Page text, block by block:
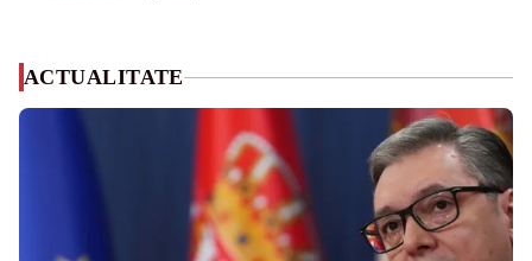
ACTUALITATE